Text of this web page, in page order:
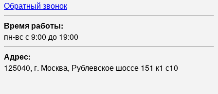
Обратный звонок
Время работы:
пн-вс с 9:00 до 19:00
Адрес:
125040, г. Москва, Рублевское шоссе 151 к1 с10